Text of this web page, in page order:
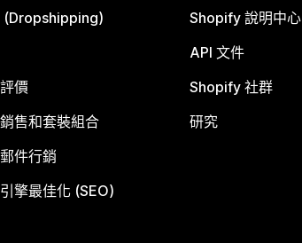
(Dropshipping)
價
售和套裝組合
件行銷
擎最佳化 (SEO)
Shopify 說明中心
API 文件
Shopify 社群
研究